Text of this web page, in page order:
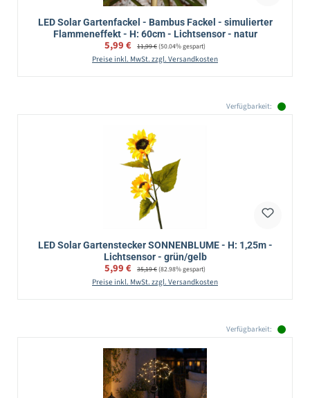
LED Solar Gartenfackel - Bambus Fackel - simulierter
Flammeneffekt - H: 60cm - Lichtsensor - natur
Verkaufspreis:
5,99 € Regulärer Preis:
11,99 €(50.04% gespart)
Preise inkl. MwSt. zzgl. Versandkosten
Verfügbarkeit:
LED Solar Gartenstecker SONNENBLUME - H: 1,25m -
Lichtsensor - grün/gelb
Verkaufspreis:
5,99 € Regulärer Preis:
35,19 €(82.98% gespart)
Preise inkl. MwSt. zzgl. Versandkosten
Verfügbarkeit: